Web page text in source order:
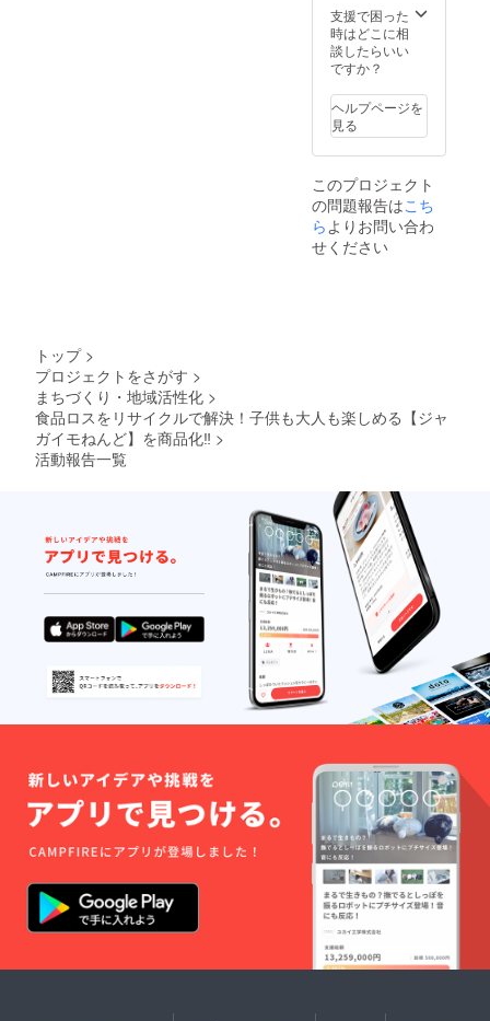
ださ
い。 ※
エコ
バッグ
イメー
す。実
際とは
なる場
合がご
ざいま
すこと
ヒーゼ
リー2個
・知名
町のシ
汁
（2g×1
5包入）
1袋 ※ク
は、蜜
蝋や顔
料と
なって
いる各
い。
なって
いる各
原料に
アレル
ある方
はご使
用をお
控えく
い。
支援で困った
時はどこに相
談したらいい
ですか？
ヘルプページを
見る
このプロジェクト
の問題報告はこち
ら よりお問い合わ
せください
トップ >
プロジェクトをさがす >
まちづくり・地域活性化 >
食品ロスをリサイクルで解決！子供も大人も楽しめる【ジャ
ガイモねんど】を商品化‼ >
活動報告一覧